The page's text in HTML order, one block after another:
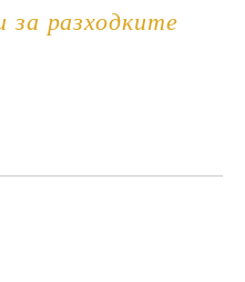
за разходките